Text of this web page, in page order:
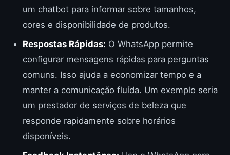
um chatbot para informar sobre tamanhos,
cores e disponibilidade de produtos.
Respostas Rápidas: O WhatsApp permite
configurar mensagens rápidas para perguntas
comuns. Isso ajuda a economizar tempo e a
manter a comunicação fluída. Um exemplo seria
um prestador de serviços de beleza que
responde rapidamente sobre horários
disponíveis.